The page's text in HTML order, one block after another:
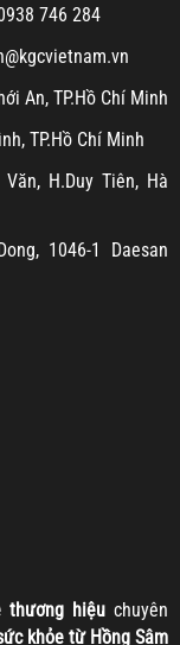
746 284
An, TP.Hồ Chí Minh
TP.Hồ Chí Minh
H.Duy Tiên, Hà
1046-1 Daesan
thương hiệuchuyên
khỏe từ Hồng Sâm